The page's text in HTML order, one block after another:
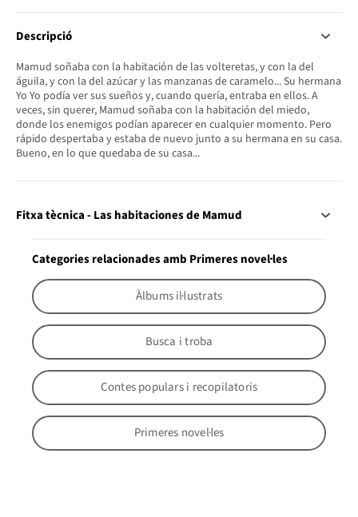
Descripció
Mamud soñaba con la habitación de las volteretas, y con la del
águila, y con la del azúcar y las manzanas de caramelo... Su hermana
Yo Yo podía ver sus sueños y, cuando quería, entraba en ellos. A
veces, sin querer, Mamud soñaba con la habitación del miedo,
donde los enemigos podían aparecer en cualquier momento. Pero
rápido despertaba y estaba de nuevo junto a su hermana en su casa.
Bueno, en lo que quedaba de su casa...
Fitxa tècnica - Las habitaciones de Mamud
Categories relacionades amb Primeres novel·les
Àlbums il·lustrats
Busca i troba
Contes populars i recopilatoris
Primeres novel·les